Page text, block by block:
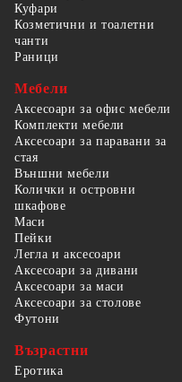
Куфари
Козметични и тоалетни
чанти
Раници
Мебели
Аксесоари за офис мебели
Комплекти мебели
Аксесоари за паравани за
стая
Външни мебели
Колички и островни
шкафове
Маси
Пейки
Легла и аксесоари
Аксесоари за дивани
Аксесоари за маси
Аксесоари за столове
Футони
Възрастни
Еротика